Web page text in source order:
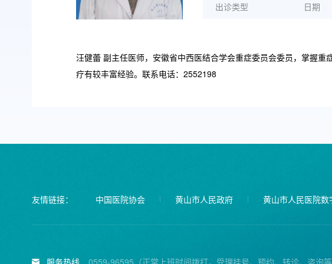
出诊类型 日期
汪健蕾 副主任医师，安徽省中西医结合学会重症委员会委员，掌握
疗有较丰富经验。联系电话：2552198
友情链接： 中国医院协会 黄山市人民政府 黄山市人民医院数
服务热线 0559-96595（正常上班时间拨打，受理挂号、预约、转诊、咨询